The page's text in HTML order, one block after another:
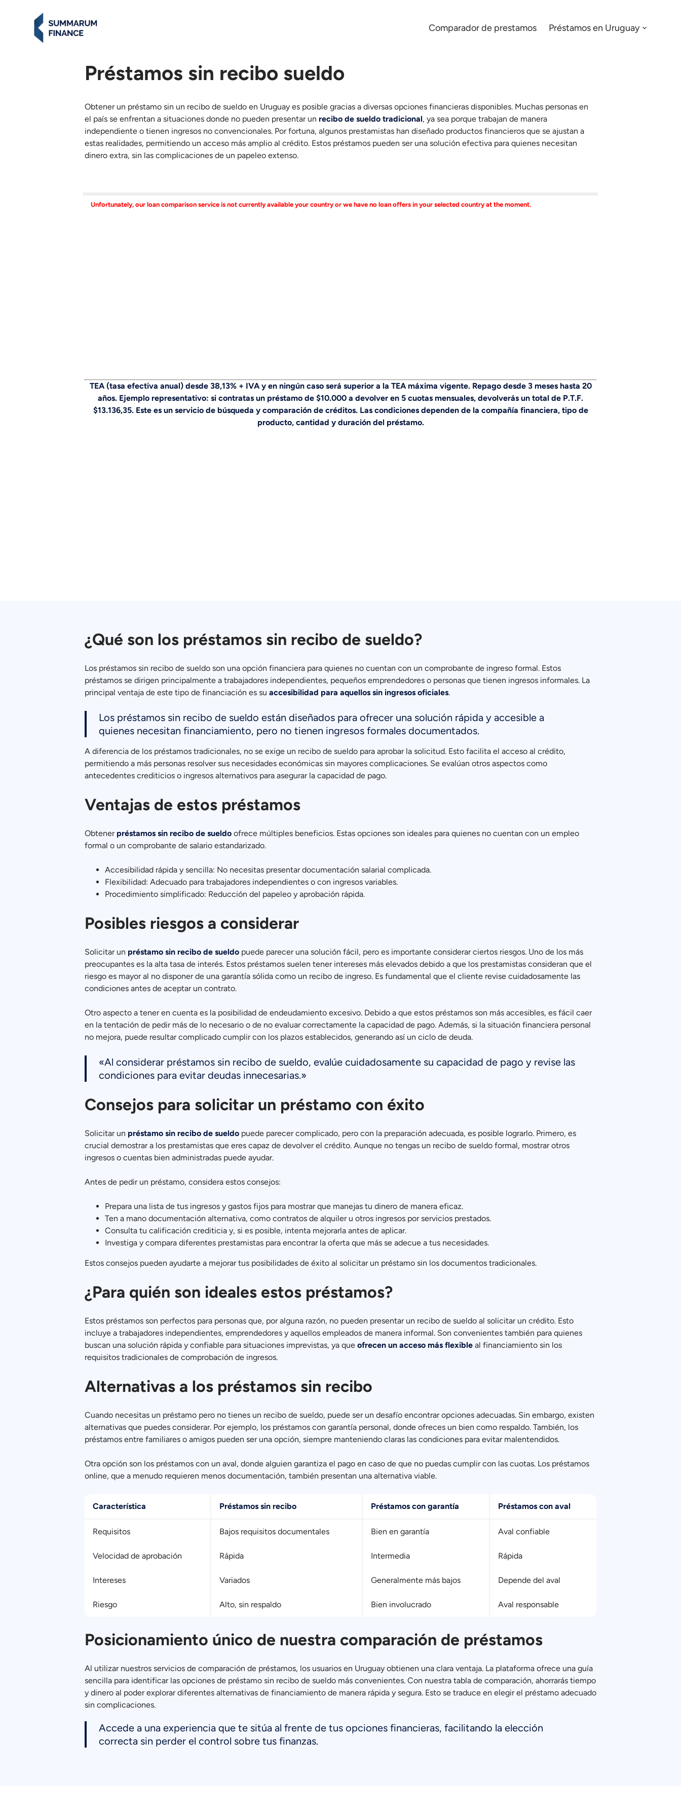
Comparador de prestamos Préstamos en Uruguay
Préstamos sin recibo sueldo
Obtener un préstamo sin un recibo de sueldo en Uruguay es posible gracias a diversas opciones financieras disponibles. Muchas personas en
el país se enfrentan a situaciones donde no pueden presentar un recibo de sueldo tradicional, ya sea porque trabajan de manera
independiente o tienen ingresos no convencionales. Por fortuna, algunos prestamistas han diseñado productos financieros que se ajustan a
estas realidades, permitiendo un acceso más amplio al crédito. Estos préstamos pueden ser una solución efectiva para quienes necesitan
dinero extra, sin las complicaciones de un papeleo extenso.
Unfortunately, our loan comparison service is not currently available your country or we have no loan offers in your selected country at the moment.
TEA (tasa efectiva anual) desde 38,13% + IVA y en ningún caso será superior a la TEA máxima vigente. Repago desde 3 meses hasta 20
años. Ejemplo representativo: si contratas un préstamo de $10.000 a devolver en 5 cuotas mensuales, devolverás un total de P.T.F.
$13.136,35. Este es un servicio de búsqueda y comparación de créditos. Las condiciones dependen de la compañía financiera, tipo de
producto, cantidad y duración del préstamo.
¿Qué son los préstamos sin recibo de sueldo?
Los préstamos sin recibo de sueldo son una opción financiera para quienes no cuentan con un comprobante de ingreso formal. Estos
préstamos se dirigen principalmente a trabajadores independientes, pequeños emprendedores o personas que tienen ingresos informales. La
principal ventaja de este tipo de financiación es su accesibilidad para aquellos sin ingresos oficiales.
Los préstamos sin recibo de sueldo están diseñados para ofrecer una solución rápida y accesible a
quienes necesitan financiamiento, pero no tienen ingresos formales documentados.
A diferencia de los préstamos tradicionales, no se exige un recibo de sueldo para aprobar la solicitud. Esto facilita el acceso al crédito,
permitiendo a más personas resolver sus necesidades económicas sin mayores complicaciones. Se evalúan otros aspectos como
antecedentes crediticios o ingresos alternativos para asegurar la capacidad de pago.
Ventajas de estos préstamos
Obtener préstamos sin recibo de sueldo ofrece múltiples beneficios. Estas opciones son ideales para quienes no cuentan con un empleo
formal o un comprobante de salario estandarizado.
Accesibilidad rápida y sencilla: No necesitas presentar documentación salarial complicada.
Flexibilidad: Adecuado para trabajadores independientes o con ingresos variables.
Procedimiento simplificado: Reducción del papeleo y aprobación rápida.
Posibles riesgos a considerar
Solicitar un préstamo sin recibo de sueldo puede parecer una solución fácil, pero es importante considerar ciertos riesgos. Uno de los más
preocupantes es la alta tasa de interés. Estos préstamos suelen tener intereses más elevados debido a que los prestamistas consideran que el
riesgo es mayor al no disponer de una garantía sólida como un recibo de ingreso. Es fundamental que el cliente revise cuidadosamente las
condiciones antes de aceptar un contrato.
Otro aspecto a tener en cuenta es la posibilidad de endeudamiento excesivo. Debido a que estos préstamos son más accesibles, es fácil caer
en la tentación de pedir más de lo necesario o de no evaluar correctamente la capacidad de pago. Además, si la situación financiera personal
no mejora, puede resultar complicado cumplir con los plazos establecidos, generando así un ciclo de deuda.
«Al considerar préstamos sin recibo de sueldo, evalúe cuidadosamente su capacidad de pago y revise las
condiciones para evitar deudas innecesarias.»
Consejos para solicitar un préstamo con éxito
Solicitar un préstamo sin recibo de sueldo puede parecer complicado, pero con la preparación adecuada, es posible lograrlo. Primero, es
crucial demostrar a los prestamistas que eres capaz de devolver el crédito. Aunque no tengas un recibo de sueldo formal, mostrar otros
ingresos o cuentas bien administradas puede ayudar.
Antes de pedir un préstamo, considera estos consejos:
Prepara una lista de tus ingresos y gastos fijos para mostrar que manejas tu dinero de manera eficaz.
Ten a mano documentación alternativa, como contratos de alquiler u otros ingresos por servicios prestados.
Consulta tu calificación crediticia y, si es posible, intenta mejorarla antes de aplicar.
Investiga y compara diferentes prestamistas para encontrar la oferta que más se adecue a tus necesidades.
Estos consejos pueden ayudarte a mejorar tus posibilidades de éxito al solicitar un préstamo sin los documentos tradicionales.
¿Para quién son ideales estos préstamos?
Estos préstamos son perfectos para personas que, por alguna razón, no pueden presentar un recibo de sueldo al solicitar un crédito. Esto
incluye a trabajadores independientes, emprendedores y aquellos empleados de manera informal. Son convenientes también para quienes
buscan una solución rápida y confiable para situaciones imprevistas, ya que ofrecen un acceso más flexible al financiamiento sin los
requisitos tradicionales de comprobación de ingresos.
Alternativas a los préstamos sin recibo
Cuando necesitas un préstamo pero no tienes un recibo de sueldo, puede ser un desafío encontrar opciones adecuadas. Sin embargo, existen
alternativas que puedes considerar. Por ejemplo, los préstamos con garantía personal, donde ofreces un bien como respaldo. También, los
préstamos entre familiares o amigos pueden ser una opción, siempre manteniendo claras las condiciones para evitar malentendidos.
Otra opción son los préstamos con un aval, donde alguien garantiza el pago en caso de que no puedas cumplir con las cuotas. Los préstamos
online, que a menudo requieren menos documentación, también presentan una alternativa viable.
Característica Préstamos sin recibo Préstamos con garantía Préstamos con aval
Requisitos Bajos requisitos documentales Bien en garantía Aval confiable
Velocidad de aprobación Rápida Intermedia Rápida
Intereses Variados Generalmente más bajos Depende del aval
Riesgo Alto, sin respaldo Bien involucrado Aval responsable
Posicionamiento único de nuestra comparación de préstamos
Al utilizar nuestros servicios de comparación de préstamos, los usuarios en Uruguay obtienen una clara ventaja. La plataforma ofrece una guía
sencilla para identificar las opciones de préstamo sin recibo de sueldo más convenientes. Con nuestra tabla de comparación, ahorrarás tiempo
y dinero al poder explorar diferentes alternativas de financiamiento de manera rápida y segura. Esto se traduce en elegir el préstamo adecuado
sin complicaciones.
Accede a una experiencia que te sitúa al frente de tus opciones financieras, facilitando la elección
correcta sin perder el control sobre tus finanzas.